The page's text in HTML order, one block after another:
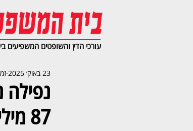
עורכי הדין והשופטים המשפיעים
87 מיליון שקל
23 באוק׳ 2025